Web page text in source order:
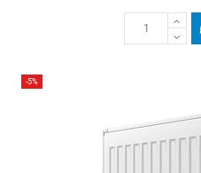
-5%